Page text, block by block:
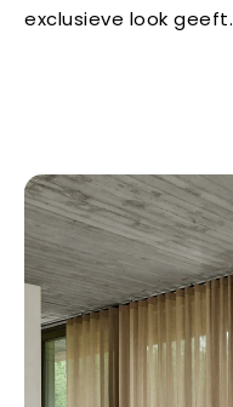
exclusieve look geeft.